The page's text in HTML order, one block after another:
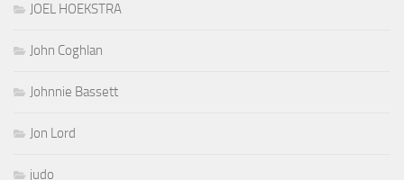
JOEL HOEKSTRA
John Coghlan
Johnnie Bassett
Jon Lord
judo